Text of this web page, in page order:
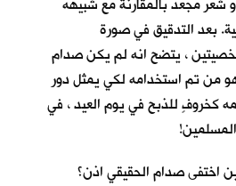
بعد التدقيق في صورة
، يتضح انه لم يكن صدام
من تم استخدامه لكي يمثل دور
كخروفٍ للذبح في يوم العيد ، في
اختفى صدام الحقيقي اذن؟